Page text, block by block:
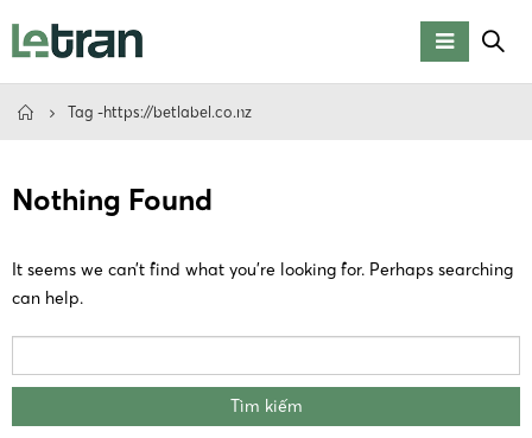
Tag -https://betlabel.co.nz
Nothing Found
It seems we can’t find what you’re looking for. Perhaps searching
can help.